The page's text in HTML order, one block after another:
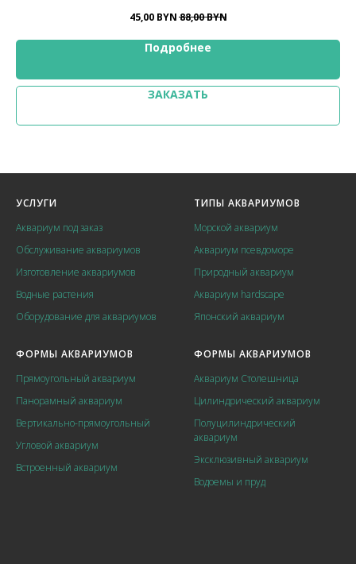
45,00 BYN 88,00BYN
Подробнее
ЗАКАЗАТЬ
УСЛУГИ
Аквариум под заказ
Обслуживание аквариумов
Изготовление аквариумов
Водные растения
Оборудование для аквариумов
ТИПЫ АКВАРИУМОВ
Морской аквариум
Аквариум псевдоморе
Природный аквариум
Аквариум hardscape
Японский аквариум
ФОРМЫ АКВАРИУМОВ
Прямоугольный аквариум
Панорамный аквариум
Вертикально-прямоугольный
Угловой аквариум
Встроенный аквариум
ФОРМЫ АКВАРИУМОВ
Аквариум Столешница
Цилиндрический аквариум
Полуцилиндрический
аквариум
Эксклюзивный аквариум
Водоемы и пруд